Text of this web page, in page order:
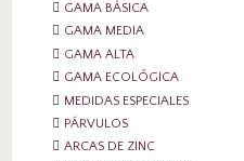
GAMA BÁSICA
GAMA MEDIA
GAMA ALTA
GAMA ECOLÓGICA
MEDIDAS ESPECIALES
PÁRVULOS
ARCAS DE ZINC